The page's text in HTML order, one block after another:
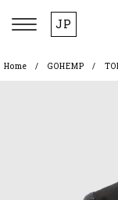
JP
Home GOHEMP